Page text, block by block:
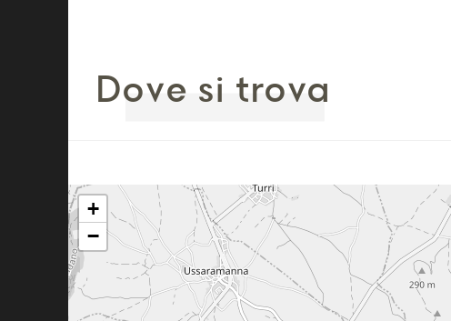
Dove si trova
+
−